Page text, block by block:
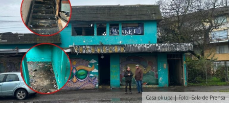
Casa okupa | Foto: Sala de Prensa